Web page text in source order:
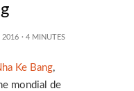
2016 · 4 MINUTES
Ke Bang,
mondial de